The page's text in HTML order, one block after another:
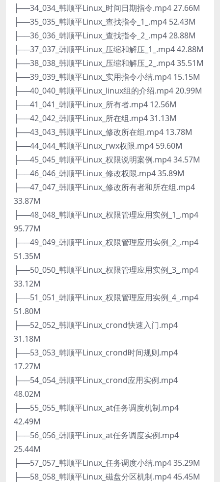
├──34_034_韩顺平Linux_时间日期指令.mp4 27.66M
├──35_035_韩顺平Linux_查找指令_1_.mp4 52.43M
├──36_036_韩顺平Linux_查找指令_2_.mp4 28.88M
├──37_037_韩顺平Linux_压缩和解压_1_.mp4 42.88M
├──38_038_韩顺平Linux_压缩和解压_2_.mp4 35.51M
├──39_039_韩顺平Linux_实用指令小结.mp4 15.15M
├──40_040_韩顺平Linux_linux组的介绍.mp4 20.99M
├──41_041_韩顺平Linux_所有者.mp4 12.56M
├──42_042_韩顺平Linux_所在组.mp4 31.13M
├──43_043_韩顺平Linux_修改所在组.mp4 13.78M
├──44_044_韩顺平Linux_rwx权限.mp4 59.60M
├──45_045_韩顺平Linux_权限说明案例.mp4 34.57M
├──46_046_韩顺平Linux_修改权限.mp4 35.89M
├──47_047_韩顺平Linux_修改所有者和所在组.mp4
33.87M
├──48_048_韩顺平Linux_权限管理应用实例_1_.mp4
95.77M
├──49_049_韩顺平Linux_权限管理应用实例_2_.mp4
51.35M
├──50_050_韩顺平Linux_权限管理应用实例_3_.mp4
33.12M
├──51_051_韩顺平Linux_权限管理应用实例_4_.mp4
51.80M
├──52_052_韩顺平Linux_crond快速入门.mp4
31.18M
├──53_053_韩顺平Linux_crond时间规则.mp4
17.27M
├──54_054_韩顺平Linux_crond应用实例.mp4
48.02M
├──55_055_韩顺平Linux_at任务调度机制.mp4
42.49M
├──56_056_韩顺平Linux_at任务调度实例.mp4
25.44M
├──57_057_韩顺平Linux_任务调度小结.mp4 35.29M
├──58_058_韩顺平Linux_磁盘分区机制.mp4 45.45M